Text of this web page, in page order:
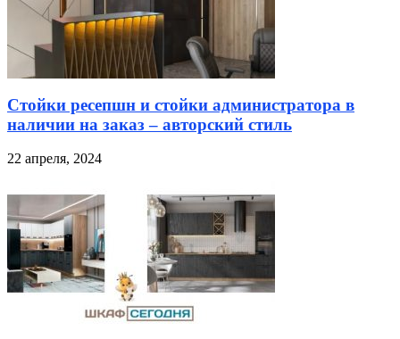
Стойки ресепшн и стойки администратора в
наличии на заказ – авторский стиль
22 апреля, 2024